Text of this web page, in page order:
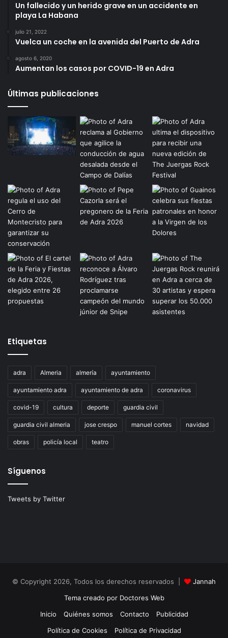
Un fallecido y un herido grave en un accidente en
playa La Habana
julio 21, 2022
Vuelca un coche en la avenida del Puerto de Adra
agosto 6, 2020
Aumentan los casos por COVID-19 en Adra
Últimas publicaciones
Etiquetas
adra Almeria almería ayuntamiento
ayuntamiento adra ayuntamiento de adra coronavirus
covid-19 cultura deporte guardia civil
guardia civil almeria jose crespo manuel cortes navidad
obras policía local teatro
Síguenos
Tweets by Twitter
© Copyright 2026, Todos los derechos reservados |
Jannah
Tema creado por Doctores Web
Inicio
Quiénes somos Contacto
Publicidad
Política de Cookies
Política de Privacidad